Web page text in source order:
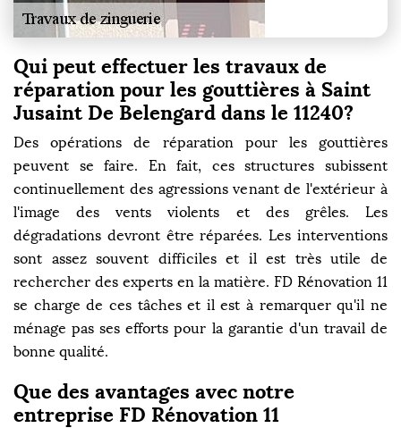
Qui peut effectuer les travaux de
réparation pour les gouttières à Saint
Jusaint De Belengard dans le 11240?
Des opérations de réparation pour les gouttières
peuvent se faire. En fait, ces structures subissent
continuellement des agressions venant de l'extérieur à
l'image des vents violents et des grêles. Les
dégradations devront être réparées. Les interventions
sont assez souvent difficiles et il est très utile de
rechercher des experts en la matière. FD Rénovation 11
se charge de ces tâches et il est à remarquer qu'il ne
ménage pas ses efforts pour la garantie d'un travail de
bonne qualité.
Que des avantages avec notre
entreprise FD Rénovation 11